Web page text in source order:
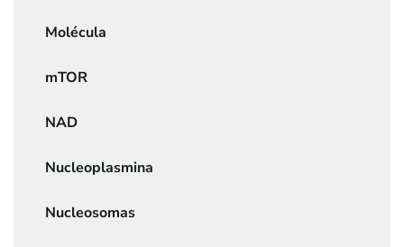
Molécula
mTOR
NAD
Nucleoplasmina
Nucleosomas